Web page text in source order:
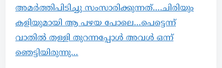
അമർത്തിപിടിച്ചു സംസാരിക്കുന്നത്….ചിരിയും
കളിയുമായി ആ പഴയ പോലെ…പെട്ടെന്ന്
വാതിൽ തള്ളി തുറന്നപ്പോൾ അവൾ ഒന്ന്
ഞെട്ടിയിരുന്നു…